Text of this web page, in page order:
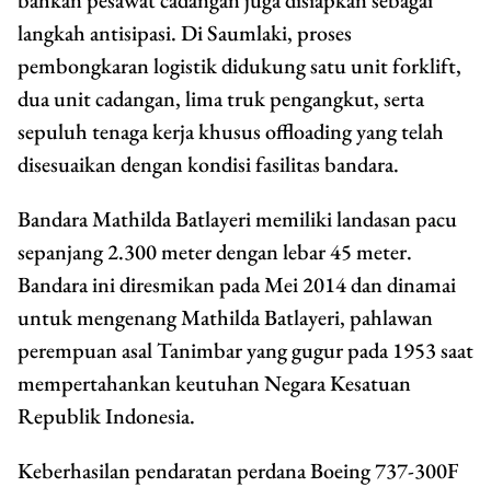
langkah antisipasi. Di Saumlaki, proses
pembongkaran logistik didukung satu unit forklift,
dua unit cadangan, lima truk pengangkut, serta
sepuluh tenaga kerja khusus offloading yang telah
disesuaikan dengan kondisi fasilitas bandara.
Bandara Mathilda Batlayeri memiliki landasan pacu
sepanjang 2.300 meter dengan lebar 45 meter.
Bandara ini diresmikan pada Mei 2014 dan dinamai
untuk mengenang Mathilda Batlayeri, pahlawan
perempuan asal Tanimbar yang gugur pada 1953 saat
mempertahankan keutuhan Negara Kesatuan
Republik Indonesia.
Keberhasilan pendaratan perdana Boeing 737-300F